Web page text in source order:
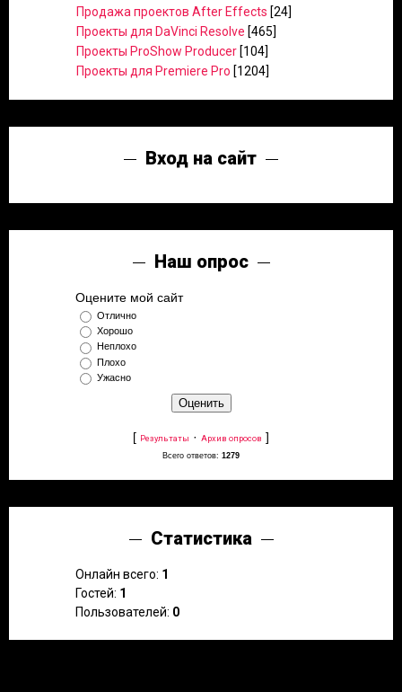
Продажа проектов After Effects [24]
Проекты для DaVinci Resolve [465]
Проекты ProShow Producer [104]
Проекты для Premiere Pro [1204]
Вход на сайт
Наш опрос
Оцените мой сайт
Отлично
Хорошо
Неплохо
Плохо
Ужасно
[ Результаты · Архив опросов ]
Всего ответов: 1279
Статистика
Онлайн всего: 1
Гостей: 1
Пользователей: 0